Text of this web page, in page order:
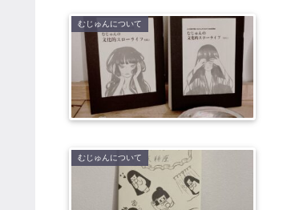
むじゅんについて
むじゅんについて